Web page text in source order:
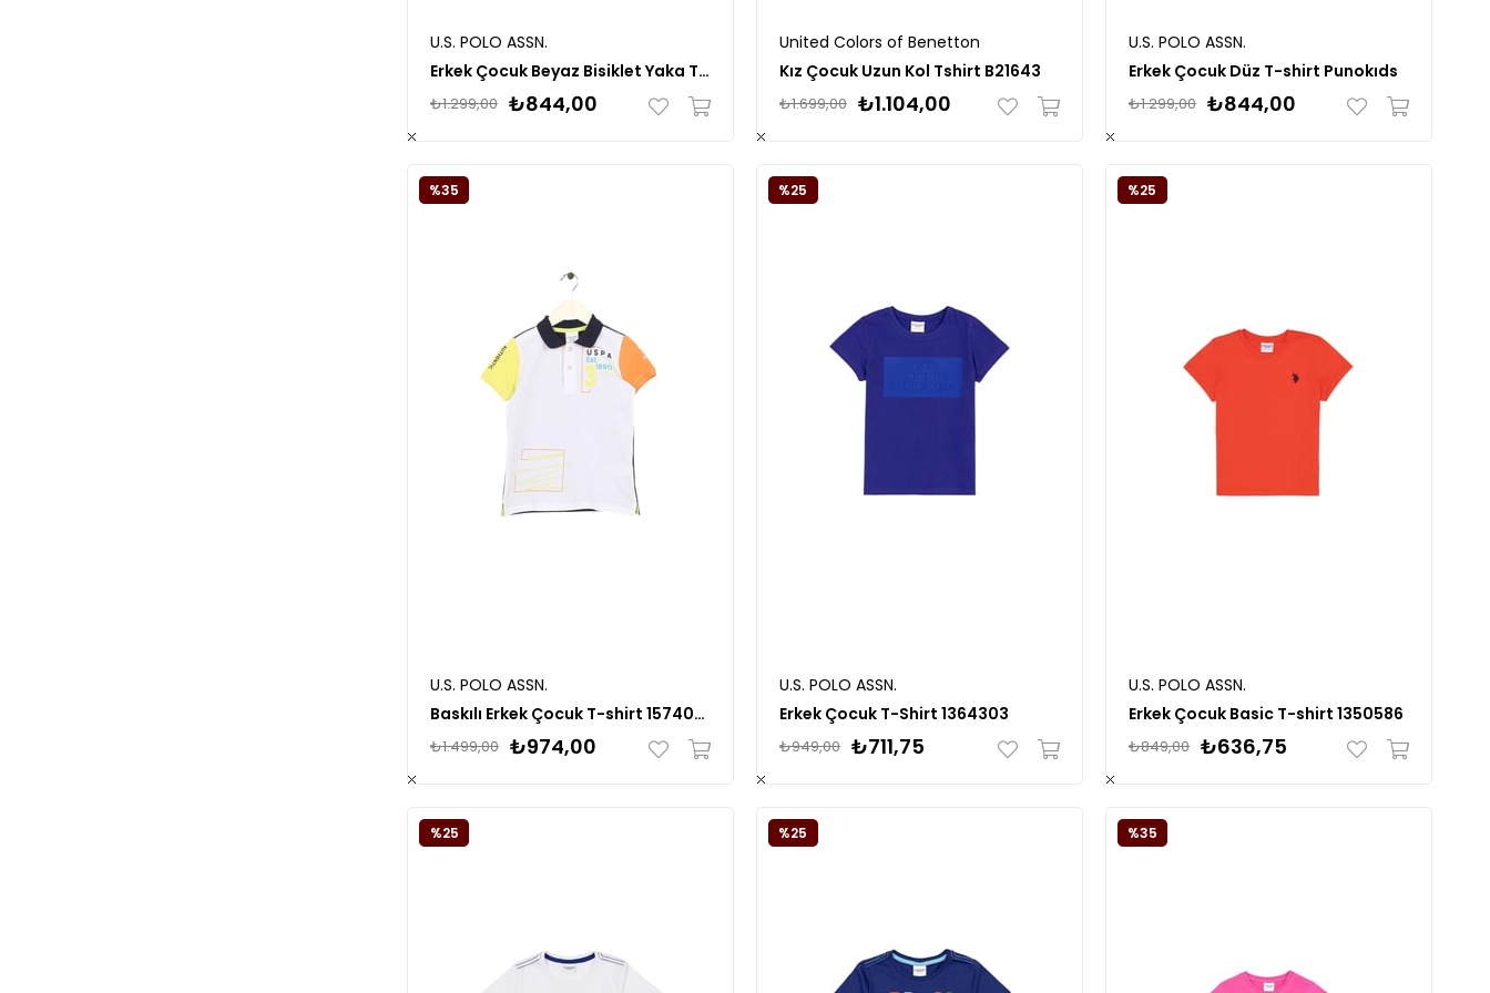
U.S. POLO ASSN.
Erkek Çocuk Beyaz Bisiklet Yaka Tişört 50281684
₺844,00
₺1.299,00
United Colors of Benetton
Kız Çocuk Uzun Kol Tshirt B21643
₺1.104,00
₺1.699,00
U.S. POLO ASSN.
Erkek Çocuk Düz T-shirt Punokıds
₺844,00
₺1.299,00
U.S. POLO ASSN.
Baskılı Erkek Çocuk T-shirt 1574038
₺974,00
₺1.499,00
%35
U.S. POLO ASSN.
Erkek Çocuk T-Shirt 1364303
₺711,75
₺949,00
%25
U.S. POLO ASSN.
Erkek Çocuk Basic T-shirt 1350586
₺636,75
₺849,00
%25
%25 %25 %35